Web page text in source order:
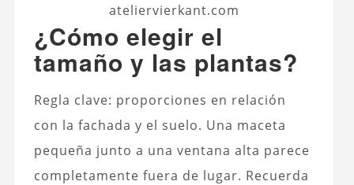
ateliervierkant.com
¿Cómo elegir el
tamaño y las plantas?
Regla clave: proporciones en relación
con la fachada y el suelo. Una maceta
pequeña junto a una ventana alta parece
completamente fuera de lugar. Recuerda